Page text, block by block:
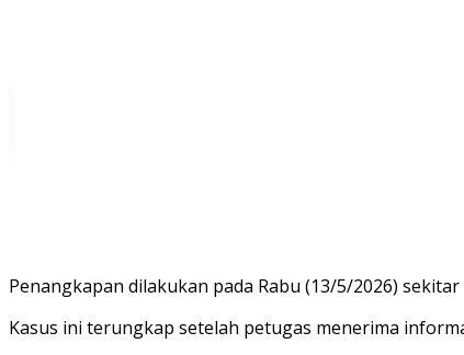
Penangkapan dilakukan pada Rabu (13/5/2026)
Kasus ini terungkap setelah petugas menerima